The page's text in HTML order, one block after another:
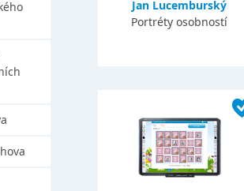
Jan Lucemburský
Portréty osobností